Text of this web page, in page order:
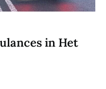
in Het